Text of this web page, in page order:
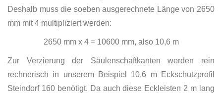
Deshalb muss die soeben ausgerechnete Länge von 2650
mm mit 4 multipliziert werden:
2650 mm x 4 = 10600 mm, also 10,6 m
Zur Verzierung der Säulenschaftkanten werden rein
rechnerisch in unserem Beispiel 10,6 m Eckschutzprofil
Steindorf 160 benötigt. Da auch diese Eckleisten 2 m lang